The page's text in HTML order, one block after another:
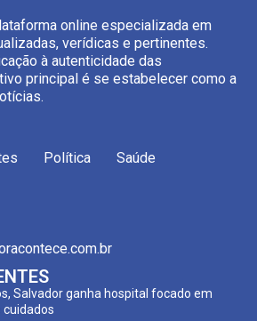
online especializada em
verídicas e pertinentes.
à autenticidade das
principal é se estabelecer como a
Política Saúde
Salvador ganha hospital focado em
cuidados